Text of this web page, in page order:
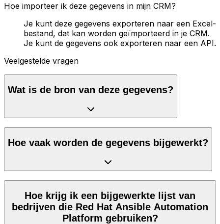
Hoe importeer ik deze gegevens in mijn CRM?
Je kunt deze gegevens exporteren naar een Excel-
bestand, dat kan worden geïmporteerd in je CRM.
Je kunt de gegevens ook exporteren naar een API.
Veelgestelde vragen
Wat is de bron van deze gegevens?
Hoe vaak worden de gegevens bijgewerkt?
Hoe krijg ik een bijgewerkte lijst van
bedrijven die Red Hat Ansible Automation
Platform gebruiken?